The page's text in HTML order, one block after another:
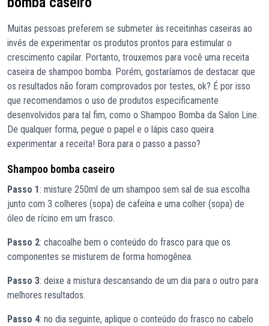
Muitas pessoas preferem se submeter às receitinhas caseiras ao
invés de experimentar os produtos prontos para estimular o
crescimento capilar. Portanto, trouxemos para você uma receita
caseira de shampoo bomba. Porém, gostaríamos de destacar que
os resultados não foram comprovados por testes, ok? É por isso
que recomendamos o uso de produtos especificamente
desenvolvidos para tal fim, como o Shampoo Bomba da Salon Line.
De qualquer forma, pegue o papel e o lápis caso queira
experimentar a receita! Bora para o passo a passo?
Shampoo bomba caseiro
Passo 1: misture 250ml de um shampoo sem sal de sua escolha
junto com 3 colheres (sopa) de cafeína e uma colher (sopa) de
óleo de rícino em um frasco.
Passo 2: chacoalhe bem o conteúdo do frasco para que os
componentes se misturem de forma homogênea.
Passo 3: deixe a mistura descansando de um dia para o outro para
melhores resultados.
Passo 4: no dia seguinte, aplique o conteúdo do frasco no cabelo